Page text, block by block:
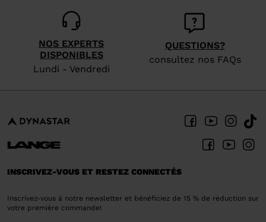
States
NOS EXPERTS
DISPONIBLES
Lundi - Vendredi
QUESTIONS?
consultez nos FAQs
INSCRIVEZ-VOUS ET RESTEZ CONNECTÉS
Inscrivez-vous à notre newsletter et bénéficiez de 15 % de réduction sur
votre première commande!